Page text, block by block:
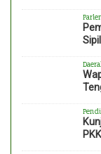
Sipil